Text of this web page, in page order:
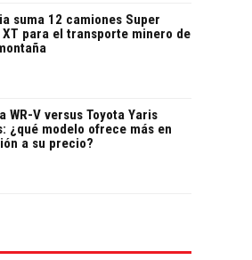
suma 12 camiones Super
XT para el transporte minero de
WR-V versus Toyota Yaris
¿qué modelo ofrece más en
a su precio?